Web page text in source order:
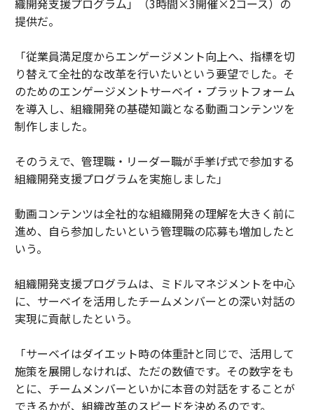
織開発支援プログラム」（3時間×3開催×2コース）の
提供だ。
「従業員満足度からエンゲージメント向上へ、指標を切
り替えて全社的な改革を行いたいという要望でした。そ
のためのエンゲージメントサーベイ・プラットフォーム
を導入し、組織開発の基礎知識となる動画コンテンツを
制作しました。
そのうえで、管理職・リーダー職が手挙げ式で参加する
組織開発支援プログラムを実施しました」
動画コンテンツは全社的な組織開発の理解を大きく前に
進め、自ら参加したいという管理職の応募も増加したと
いう。
組織開発支援プログラムは、ミドルマネジメントを中心
に、サーベイを活用したチームメンバーとの深い対話の
実現に貢献したという。
「サーベイはダイエット時の体重計と同じで、活用して
施策を展開しなければ、ただの数値です。その数字をも
とに、チームメンバーといかに本音の対話をすることが
できるかが、組織改革のスピードを決めるのです。